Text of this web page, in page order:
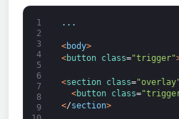
1
2
3
4
5
6
7
8
9
. . .
<body>
<button class="trigger"
<section class=
<button class=
</section>